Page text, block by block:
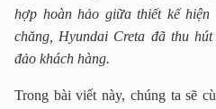
hợp hoàn hảo giữa thiết kế
chăng, Hyundai Creta đã thu
đảo khách hàng.
Trong bài viết này, chúng ta sẽ